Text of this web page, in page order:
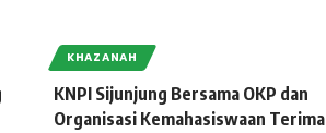
KHAZANAH
KNPI Sijunjung Bersama OKP dan
Organisasi Kemahasiswaan Terima